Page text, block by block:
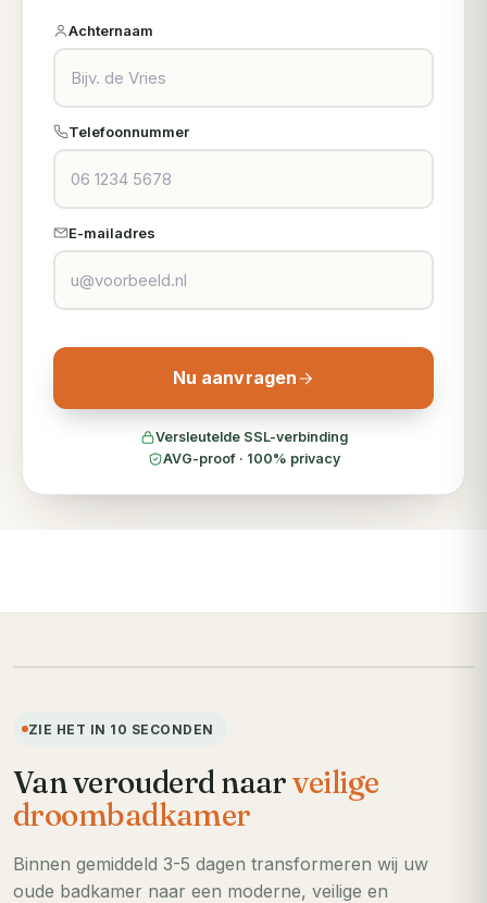
Achternaam
Telefoonnummer
E-mailadres
Nu aanvragen
Versleutelde SSL-verbinding
AVG-proof · 100% privacy
ZIE HET IN 10 SECONDEN
Van verouderd naarveilige
droombadkamer
Binnen gemiddeld 3-5 dagen transformeren wij uw
oude badkamer naar een moderne, veilige en